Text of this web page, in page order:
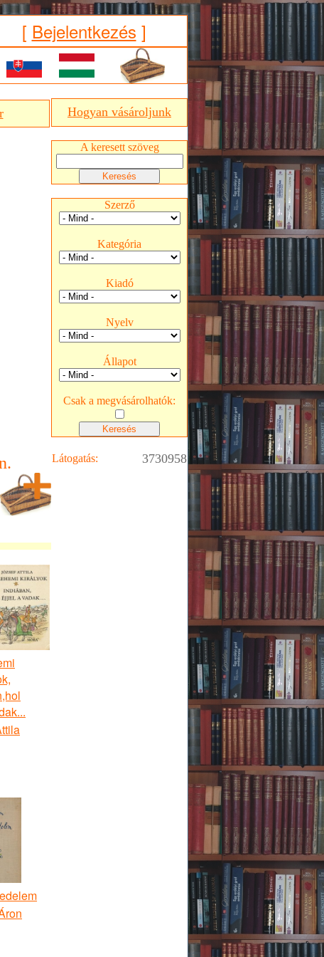
[ Bejelentkezés ]
Hogyan vásároljunk
A keresett szöveg
Szerző
Kategória
Kiadó
Nyelv
Állapot
Csak a megvásárolhatók:
Látogatás: 3730958